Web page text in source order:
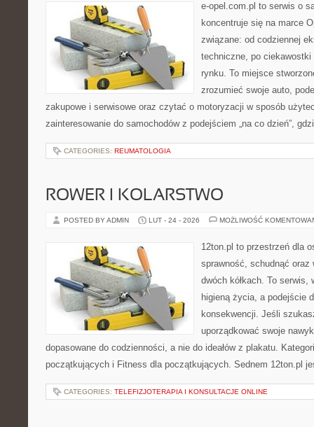
e-opel.com.pl to serwis o
koncentruje się na marce
związane: od codziennej
techniczne, po
rynku. To miejsce
zrozumieć swoje auto,
zakupowe i serwisowe oraz czytać o motoryzacji w sposób
zainteresowanie do samochodów z podejściem „na co dzień”,
CATEGORIES: REUMATOLOGIA
ROWER I KOLARSTWO
POSTED BY ADMIN LUT - 24 - 2026 MOŻLIWOŚĆ
12ton.pl to przestrzeń dla
sprawność, schudnąć oraz
dwóch kółkach. To
higieną życia, a podejście
konsekwencji. Jeśli
uporządkować swoje
dopasowane do codzienności, a nie do ideałów z plakatu.
początkujących i Fitness dla początkujących. Sednem 12ton.pl
CATEGORIES: TELEFIZJOTERAPIA I KONSULTACJE ONLINE